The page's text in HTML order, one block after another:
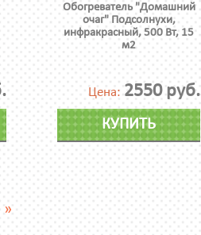
Обогреватель "Домашний
очаг" Подсолнухи,
инфракрасный, 500 Вт, 15
м2
Цена: 2550 руб.
КУПИТЬ
»